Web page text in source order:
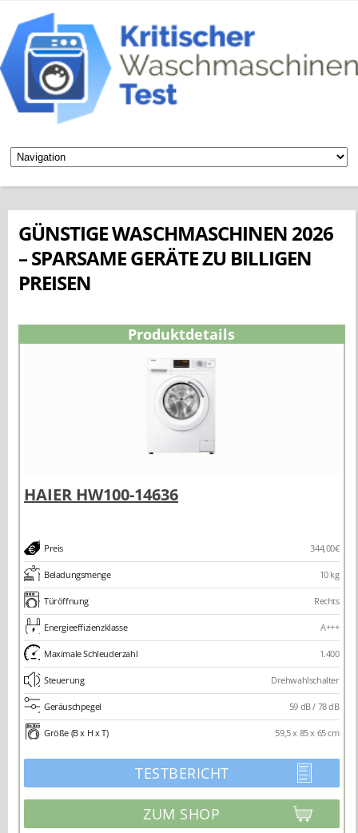
GÜNSTIGE WASCHMASCHINEN 2026
– SPARSAME GERÄTE ZU BILLIGEN
PREISEN
Produktdetails
Preis 344,00€
Beladungsmenge 10 kg
Türöffnung Rechts
Energieeffizienzklasse A+++
Maximale Schleuderzahl 1.400
Steuerung Drehwahlschalter
Geräuschpegel 59 dB / 78 dB
Größe (B x H x T) 59,5 x 85 x 65 cm
TESTBERICHT